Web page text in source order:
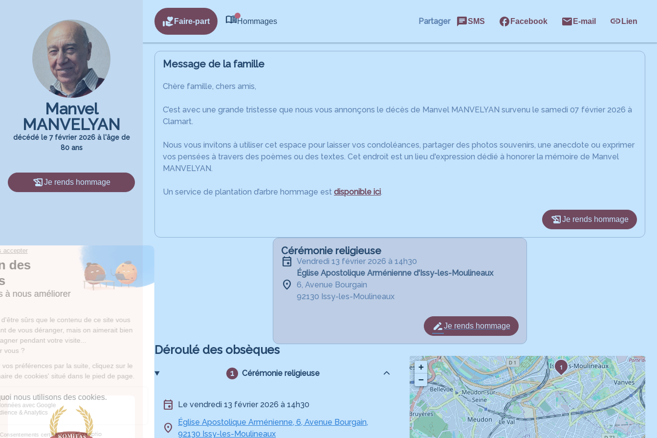
Manvel
MANVELYAN
décédé le 7 février 2026 à l'âge de
80 ans
Je rends hommage
Faire-part Hommages Partager SMS Facebook E-mail Lien
Message de la famille
Chère famille, chers amis,
C’est avec une grande tristesse que nous vous annonçons le décès de Manvel MANVELYAN survenu le samedi 07 février 2026 à
Clamart.
Nous vous invitons à utiliser cet espace pour laisser vos condoléances, partager des photos souvenirs, une anecdote ou exprimer
vos pensées à travers des poèmes ou des textes. Cet endroit est un lieu d'expression dédié à honorer la mémoire de Manvel
MANVELYAN.
Un service de plantation d’arbre hommage est disponible ici.
Je rends hommage
Cérémonie religieuse
vendredi 13 février 2026 à 14h30
Église Apostolique Arménienne d'Issy-les-Moulineaux
6, Avenue Bourgain
92130 Issy-les-Moulineaux
Je rends hommage
Déroulé des obsèques
Cérémonie religieuse
Le vendredi 13 février 2026 à 14h30
Église Apostolique Arménienne, 6, Avenue Bourgain,
92130 Issy-les-Moulineaux
1
+
−